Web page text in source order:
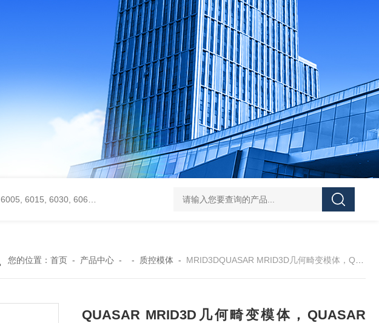
6005, 6015, 6030, 6060, 6100, 6170Hans Rudolph非扩散气体收集袋,Hans Rudolph非扩散气囊
您的位置： 首页- 产品中心- - 质控模体- MRID3DQUASAR MRID3D几何畸变模体，QUASAR MRI几何畸变模体
QUASAR MRID3D几何畸变模体，QUASAR